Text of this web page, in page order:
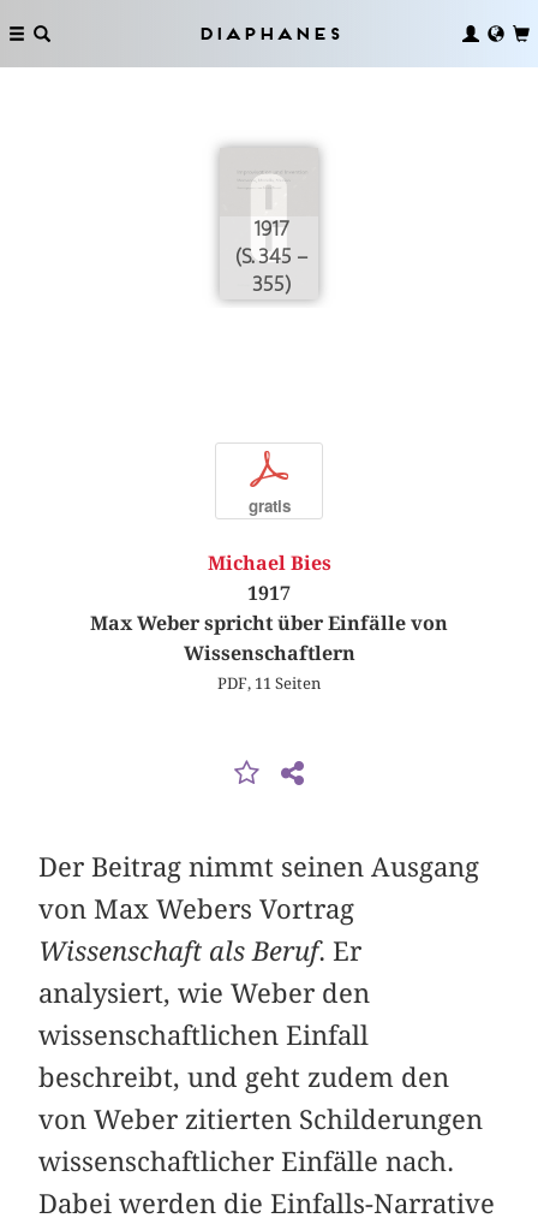
Diaphanes
1917
(S. 345 –
355)
p
gratis
Michael Bies
1917
Max Weber spricht über Einfälle von
Wissenschaftlern
PDF, 11 Seiten
Der Beitrag nimmt seinen Ausgang
von Max Webers Vortrag
Wissenschaft als Beruf. Er
analysiert, wie Weber den
wissenschaftlichen Einfall
beschreibt, und geht zudem den
von Weber zitierten Schilderungen
wissenschaftlicher Einfälle nach.
Dabei werden die Einfalls-Narrative